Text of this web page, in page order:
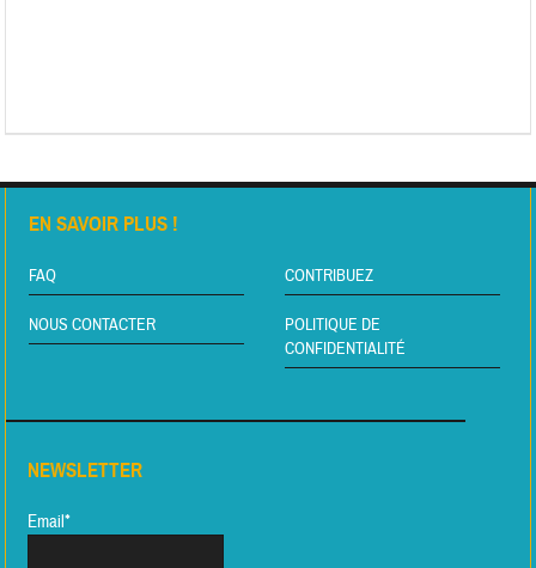
EN SAVOIR PLUS !
FAQ CONTRIBUEZ
NOUS CONTACTER
POLITIQUE DE
CONFIDENTIALITÉ
NEWSLETTER
Email*